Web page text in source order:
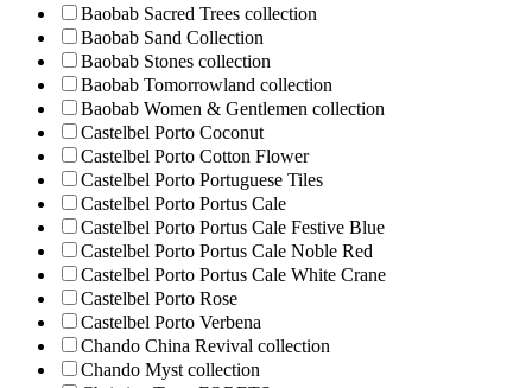
Baobab Sacred Trees collection
Baobab Sand Collection
Baobab Stones collection
Baobab Tomorrowland collection
Baobab Women & Gentlemen collection
Castelbel Porto Coconut
Castelbel Porto Cotton Flower
Castelbel Porto Portuguese Tiles
Castelbel Porto Portus Cale
Castelbel Porto Portus Cale Festive Blue
Castelbel Porto Portus Cale Noble Red
Castelbel Porto Portus Cale White Crane
Castelbel Porto Rose
Castelbel Porto Verbena
Chando China Revival collection
Chando Myst collection